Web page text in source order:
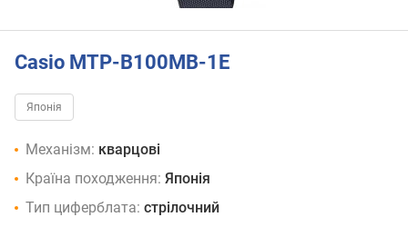
Casio MTP-B100MB-1E
Японія
Механізм: кварцові
Країна походження: Японія
Тип циферблата: стрілочний